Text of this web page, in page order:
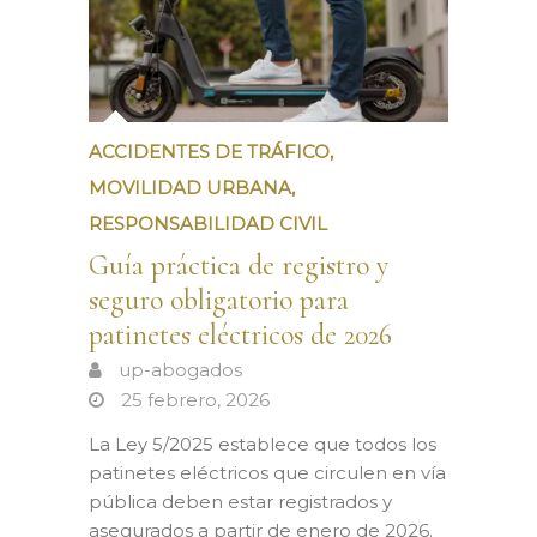
ACCIDENTES DE TRÁFICO,
MOVILIDAD URBANA,
RESPONSABILIDAD CIVIL
Guía práctica de registro y
seguro obligatorio para
patinetes eléctricos de 2026
up-abogados
25 febrero, 2026
La Ley 5/2025 establece que todos los
patinetes eléctricos que circulen en vía
pública deben estar registrados y
asegurados a partir de enero de 2026.